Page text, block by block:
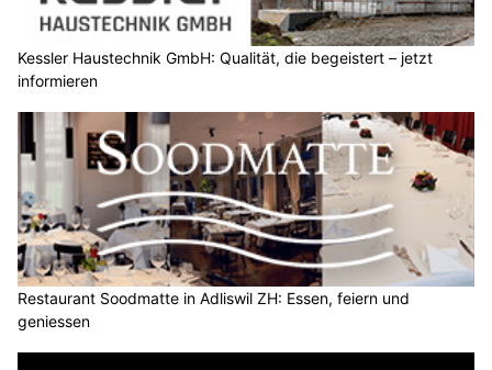
Kessler Haustechnik GmbH: Qualität, die begeistert – jetzt
informieren
Restaurant Soodmatte in Adliswil ZH: Essen, feiern und
geniessen